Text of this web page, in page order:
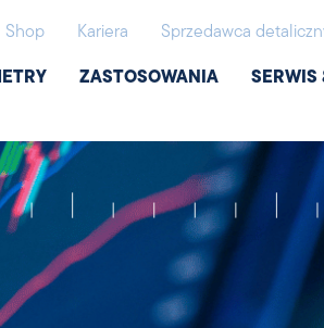
Shop Kariera Sprzedawca
ZASTOSOWANIA SERWIS